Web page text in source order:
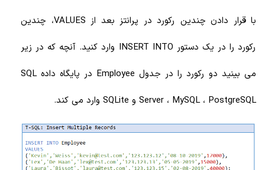
با قرار دادن چندین رکورد در پرانتز بعد از VALUES، چندین
رکورد را در یک دستور INSERT INTO وارد کنید. آنچه که در زیر
می بینید دو رکورد را در جدول Employee در پایگاه داده SQL
Server ، MySQL ، PostgreSQL و SQLite وارد می کند.